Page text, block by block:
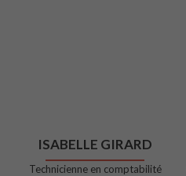
ISABELLE GIRARD
Technicienne en comptabilité